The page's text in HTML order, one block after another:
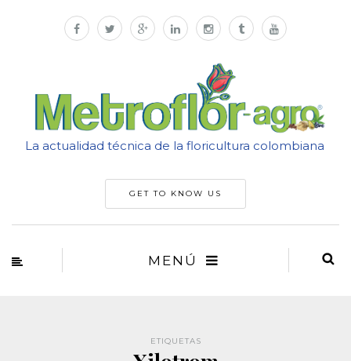
La actualidad técnica de la floricultura colombiana
GET TO KNOW US
MENÚ
ETIQUETAS